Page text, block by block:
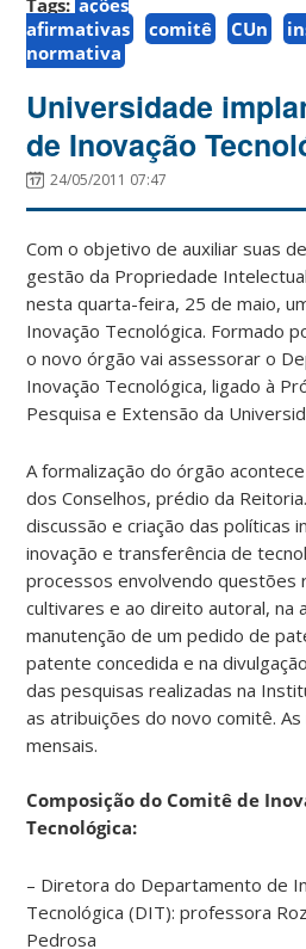
afirmativas
comitê CUn
normativa
Universidade
de Inovação
24/05/2011 07:47
Com o objetivo de auxiliar suas
gestão da Propriedade
nesta quarta-feira, 25 de maio,
Inovação Tecnológica. Formado
o novo órgão vai assessorar o
Inovação Tecnológica, ligado à
Pesquisa e Extensão da
A formalização do órgão acontece
dos Conselhos, prédio da
discussão e criação das políticas
inovação e transferência de
processos envolvendo questões
cultivares e ao direito autoral, na
manutenção de um pedido de
patente concedida e na
das pesquisas realizadas na
as atribuições do novo comitê.
mensais.
Composição do Comitê de
Tecnológica:
– Diretora do Departamento de
Tecnológica (DIT): professora
Pedrosa